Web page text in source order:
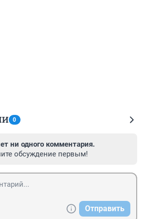
0
ни одного комментария.
обсуждение первым!
Отправить